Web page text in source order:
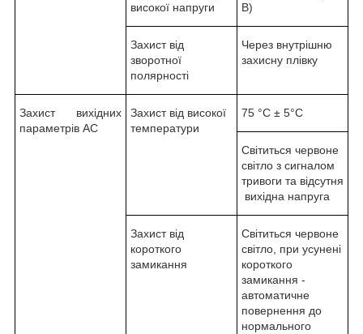
високої напруги
В)
Захист від
зворотної
полярності
Через внутрішню
захисну плівку
Захист вихідних
параметрів АС
Захист від високої
температури
75 °С ± 5°С
Світиться червоне
світло з сигналом
тривоги та відсутня
вихідна напруга
Захист від
короткого
замикання
Світиться червоне
світло, при усунені
короткого
замикання -
автоматичне
повернення до
нормального